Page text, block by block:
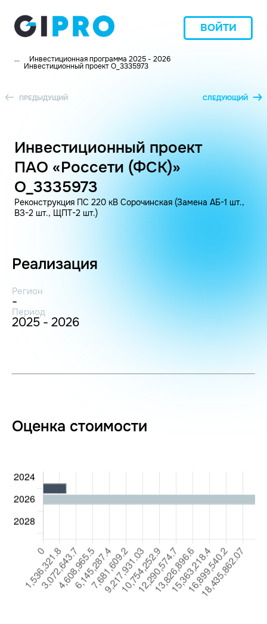
ВОЙТИ
... Инвестиционная программа 2025 - 2026
Инвестиционный проект O_3335973
ПРЕДЫДУЩИЙ СЛЕДУЮЩИЙ
Инвестиционный проект
ПАО «Россети (ФСК)»
O_3335973
Реконструкция ПС 220 кВ Сорочинская (Замена АБ-1 шт.,
ВЗ-2 шт., ЩПТ-2 шт.)
Реализация
Регион
-
Период
2025 - 2026
Оценка стоимости